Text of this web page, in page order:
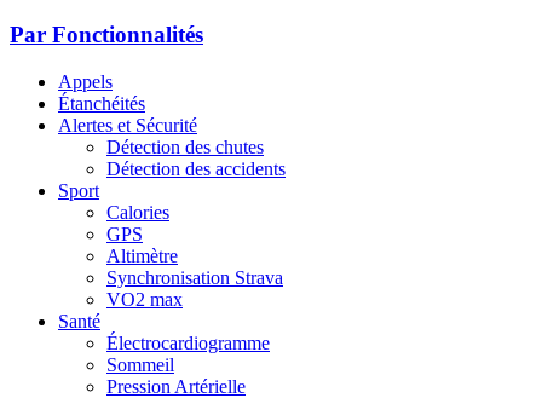
Par Fonctionnalités
Appels
Étanchéités
Alertes et Sécurité
Détection des chutes
Détection des accidents
Sport
Calories
GPS
Altimètre
Synchronisation Strava
VO2 max
Santé
Électrocardiogramme
Sommeil
Pression Artérielle